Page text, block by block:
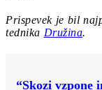
Prispevek je bil
tednika Družina.
“Skozi vzpone